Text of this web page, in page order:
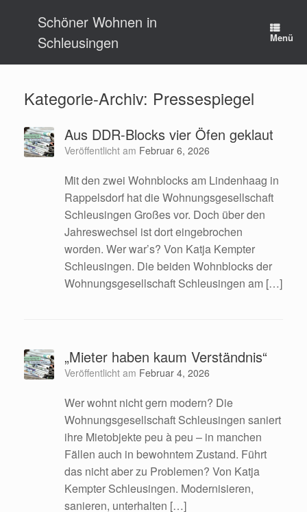
Schöner Wohnen in
Schleusingen
Menü
Kategorie-Archiv: Pressespiegel
Aus DDR-Blocks vier Öfen geklaut
Veröffentlicht am Februar 6, 2026
Mit den zwei Wohnblocks am Lindenhaag in
Rappelsdorf hat die Wohnungsgesellschaft
Schleusingen Großes vor. Doch über den
Jahreswechsel ist dort eingebrochen
worden. Wer war’s? Von Katja Kempter
Schleusingen. Die beiden Wohnblocks der
Wohnungsgesellschaft Schleusingen am […]
„Mieter haben kaum Verständnis“
Veröffentlicht am Februar 4, 2026
Wer wohnt nicht gern modern? Die
Wohnungsgesellschaft Schleusingen saniert
ihre Mietobjekte peu à peu – in manchen
Fällen auch in bewohntem Zustand. Führt
das nicht aber zu Problemen? Von Katja
Kempter Schleusingen. Modernisieren,
sanieren, unterhalten […]